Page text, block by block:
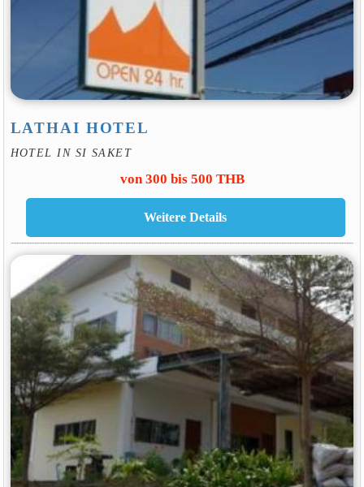
LATHAI HOTEL
HOTEL IN SI SAKET
von 300 bis 500 THB